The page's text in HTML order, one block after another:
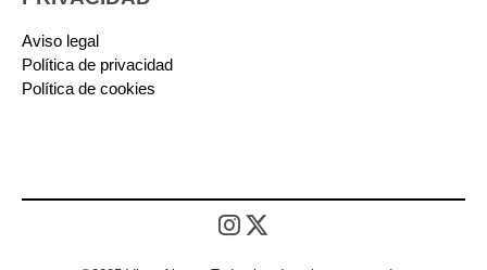
Aviso legal
Política de privacidad
Política de cookies